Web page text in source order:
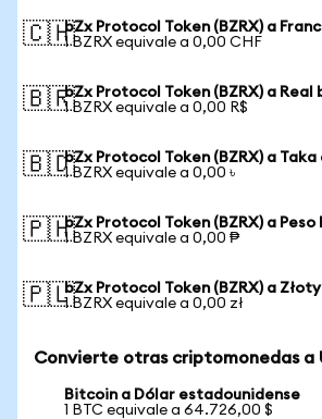
🇨🇭bZx Protocol Token (BZRX) a
1 BZRX equivale a 0,00 CHF
🇧🇷bZx Protocol Token (BZRX) a Real
1 BZRX equivale a 0,00 R$
🇧🇩bZx Protocol Token (BZRX) a
1 BZRX equivale a 0,00 ৳
🇵🇭bZx Protocol Token (BZRX) a Peso
1 BZRX equivale a 0,00 ₱
🇵🇱bZx Protocol Token (BZRX) a
1 BZRX equivale a 0,00 zł
Convierte otras criptomonedas a
Bitcoin a Dólar estadounidense
1 BTC equivale a 64.726,00 $